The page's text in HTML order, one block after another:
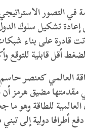
التصور
إعادة تشكيل سلوك
قادرة على بناء
أقل قابلية
العالمي كعنصر
مقدمتها مضيق هرمز
للطاقة وهو ما
أطرافا دولية إلى